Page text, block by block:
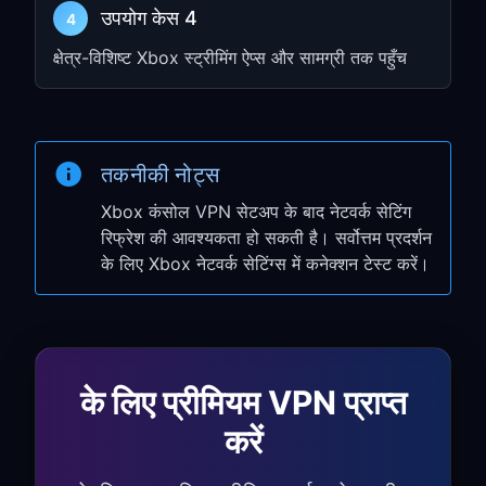
Manualचुनें और Step 1 से IP address और
port दर्ज करें
Xbox One के लिए:
guide खोलने के लिएXbox buttonदबाएँ
System→Settings
Network settings→Advanced
settingsचुनें
Proxy settings→Manualचुनें
Connection Test करें
Network settings→
4 उपयोग केस 4
क्षेत्र-विशिष्ट Xbox स्ट्रीमिंग ऐप्स और सामग्री तक पहुँच
तकनीकी नोट्स
Xbox कंसोल VPN सेटअप के बाद नेटवर्क सेटिंग
रिफ्रेश की आवश्यकता हो सकती है। सर्वोत्तम प्रदर्शन
के लिए Xbox नेटवर्क सेटिंग्स में कनेक्शन टेस्ट करें।
के लिए प्रीमियम VPN प्राप्त
करें